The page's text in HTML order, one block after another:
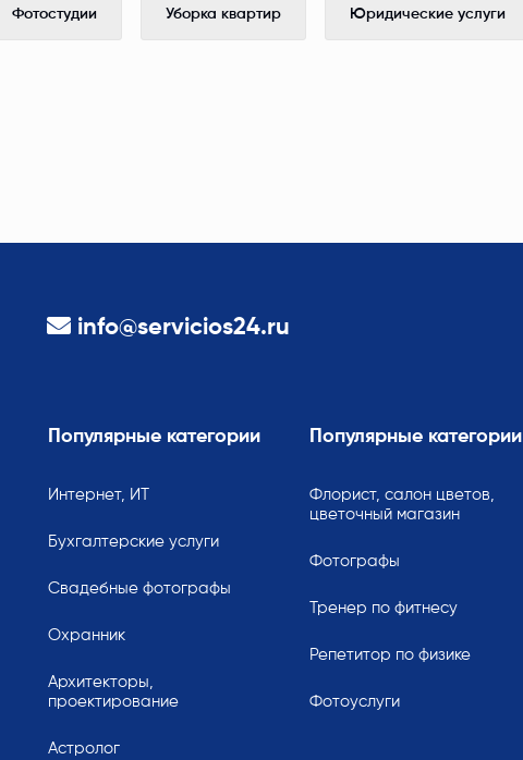
Фотостудии Уборка квартир Юридические услуги
info@servicios24.ru
Популярные категории
Интернет, ИТ
Бухгалтерские услуги
Свадебные фотографы
Охранник
Архитекторы,
проектирование
Астролог
Популярные категории
Флорист, салон цветов,
цветочный магазин
Фотографы
Тренер по фитнесу
Репетитор по физике
Фотоуслуги